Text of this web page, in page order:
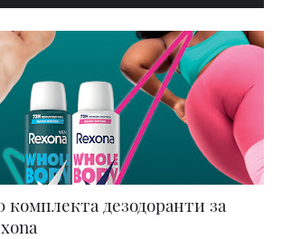
комплекта дезодоранти за